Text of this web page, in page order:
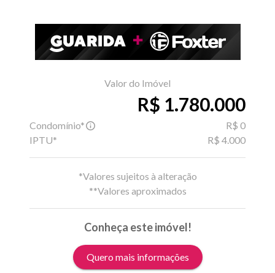
Valor do Imóvel
R$ 1.780.000
Condomínio*
R$ 0
IPTU*
R$ 4.000
*Valores sujeitos à alteração
**Valores aproximados
Conheça este imóvel!
Quero mais informações